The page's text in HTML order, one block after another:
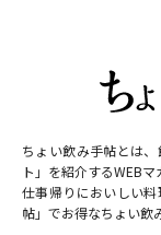
ちょい飲み手帖とは
ト」を紹介するWEBマ
仕事帰りにおいしい
帖」でお得なちょい飲